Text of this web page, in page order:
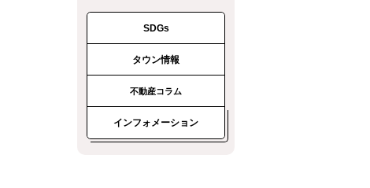
SDGs
タウン情報
不動産コラム
インフォメーション